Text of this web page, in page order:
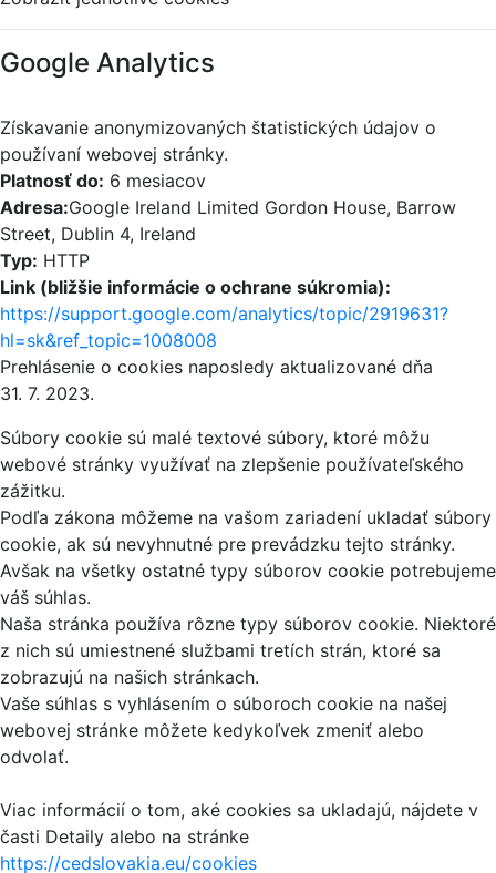
Google Analytics
Získavanie anonymizovaných štatistických údajov o
používaní webovej stránky.
Platnosť do: 6 mesiacov
Adresa:Google Ireland Limited Gordon House, Barrow
Street, Dublin 4, Ireland
Typ: HTTP
Link (bližšie informácie o ochrane súkromia):
https://support.google.com/analytics/topic/2919631?
hl=sk&ref_topic=1008008
Prehlásenie o cookies naposledy aktualizované dňa
31. 7. 2023.
Súbory cookie sú malé textové súbory, ktoré môžu
webové stránky využívať na zlepšenie používateľského
zážitku.
Podľa zákona môžeme na vašom zariadení ukladať súbory
cookie, ak sú nevyhnutné pre prevádzku tejto stránky.
Avšak na všetky ostatné typy súborov cookie potrebujeme
váš súhlas.
Naša stránka používa rôzne typy súborov cookie. Niektoré
z nich sú umiestnené službami tretích strán, ktoré sa
zobrazujú na našich stránkach.
Vaše súhlas s vyhlásením o súboroch cookie na našej
webovej stránke môžete kedykoľvek zmeniť alebo
odvolať.
Viac informácií o tom, aké cookies sa ukladajú, nájdete v
časti Detaily alebo na stránke
https://cedslovakia.eu/cookies